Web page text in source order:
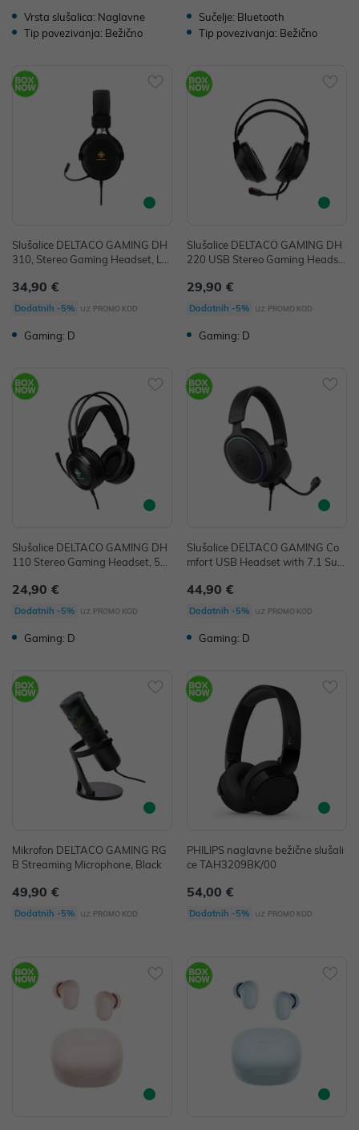
Vrsta slušalica: Naglavne
Tip povezivanja: Bežično
Sučelje: Bluetooth
Tip povezivanja: Bežično
Slušalice DELTACO GAMING DH
310, Stereo Gaming Headset, LE
34,90 €
Dodatnih -5% uz PROMO KOD
Gaming: D
Slušalice DELTACO GAMING DH
220 USB Stereo Gaming Headse
29,90 €
Dodatnih -5% uz PROMO KOD
Gaming: D
Slušalice DELTACO GAMING DH
110 Stereo Gaming Headset, 50
one, black
24,90 €
Dodatnih -5% uz PROMO KOD
Gaming: D
Slušalice DELTACO GAMING Co
mfort USB Headset with 7.1 Surr
44,90 €
Dodatnih -5% uz PROMO KOD
Gaming: D
Mikrofon DELTACO GAMING RG
B Streaming Microphone, Black
49,90 €
Dodatnih -5% uz PROMO KOD
PHILIPS naglavne bežične slušali
ce TAH3209BK/00
54,00 €
Dodatnih -5% uz PROMO KOD